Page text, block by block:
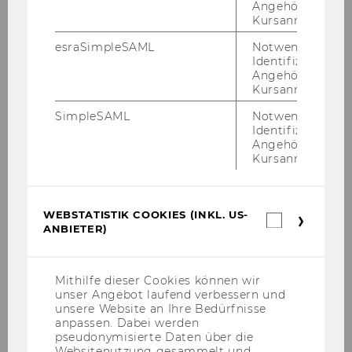
ge­setzt wird und die sub­jek­ti­ve (Selbst-​)Ein­
schät­zung des Vor­lie­gens einer dau­er­haf­ten
Ein­schrän­kung von Per­so­nen er­fasst, und dem
Teil der Per­so­nen, die über ad­mi­nis­tra­ti­ve
Daten er­fasst wer­den. Au­ßer­halb des GALI-​
Kreises kön­nen Per­so­nen mit Be­hin­de­run­gen
ver­or­tet wer­den, die in Ein­rich­tun­gen leben
und daher nicht in Er­he­bun­gen ein­be­zo­gen
über Men­schen mit Be­hin­de­run­gen kön­nen
zum einen auf Da­ten­lü­cken auf­grund feh­len­
cken auf­grund sta­tis­tisch nicht aus­wert­ba­rer
In­for­ma­tio­nen zu­rück­ge­führt wer­den. Die
nach­fol­gen­de Gra­fik soll dies ver­an­schau­li­chen.
Hier sind zen­tra­len Da­ten­quel­len mit Bezug
auf die Bildungs-​ und Ar­beits­markt­si­tua­ti­on
Angehörige/r für
Kursanmeldung.
esraSimpleSAML
Notwendig zur
Identifizierung
Angehörige/r für
Kursanmeldung.
SimpleSAML
Notwendig zur
Identifizierung
Angehörige/r für
Kursanmeldung.
WEBSTATISTIK COOKIES (INKL. US-
ANBIETER)
Mithilfe dieser Cookies können wir
unser Angebot laufend verbessern und
unsere Website an Ihre Bedürfnisse
anpassen. Dabei werden
pseudonymisierte Daten über die